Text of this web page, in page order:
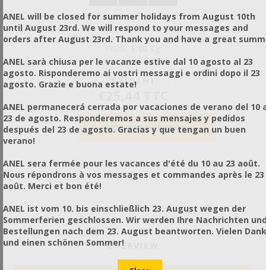
Items / Package: 1
€20,52 HT
OVERVIEW
ANEL will be closed for summer holidays from August 10th
until August 23rd. We will respond to your messages and
orders after August 23rd. Thank you and have a great
ANEL sarà chiusa per le vacanze estive dal 10 agosto al 23
agosto. Risponderemo ai vostri messaggi e ordini dopo il 23
agosto. Grazie e buona estate!
ANEL permanecerá cerrada por vacaciones de verano del 10
23 de agosto. Responderemos a sus mensajes y pedidos
después del 23 de agosto. Gracias y que tengan un buen
verano!
ANEL sera fermée pour les vacances d'été du 10 au 23 août.
Nous répondrons à vos messages et commandes après le 23
août. Merci et bon été!
ANEL ist vom 10. bis einschließlich 23. August wegen der
Sommerferien geschlossen. Wir werden Ihre Nachrichten
Bestellungen nach dem 23. August beantworten. Vielen Dank
und einen schönen Sommer!